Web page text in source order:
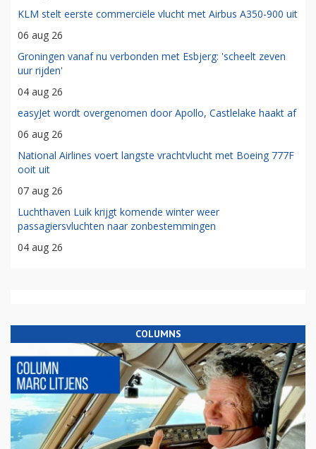
KLM stelt eerste commerciële vlucht met Airbus A350-900 uit
06 aug 26
Groningen vanaf nu verbonden met Esbjerg: 'scheelt zeven
uur rijden'
04 aug 26
easyJet wordt overgenomen door Apollo, Castlelake haakt af
06 aug 26
National Airlines voert langste vrachtvlucht met Boeing 777F
ooit uit
07 aug 26
Luchthaven Luik krijgt komende winter weer
passagiersvluchten naar zonbestemmingen
04 aug 26
COLUMNS